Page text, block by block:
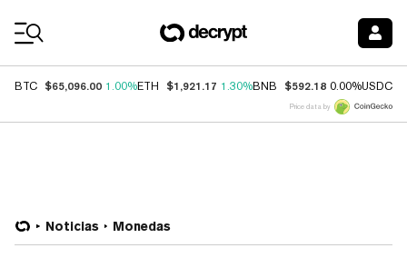
BTC $65,096.00 1.00%ETH $1,921.17 1.30%BNB $592.18 0.00%USDC
Price data by
Noticias Monedas